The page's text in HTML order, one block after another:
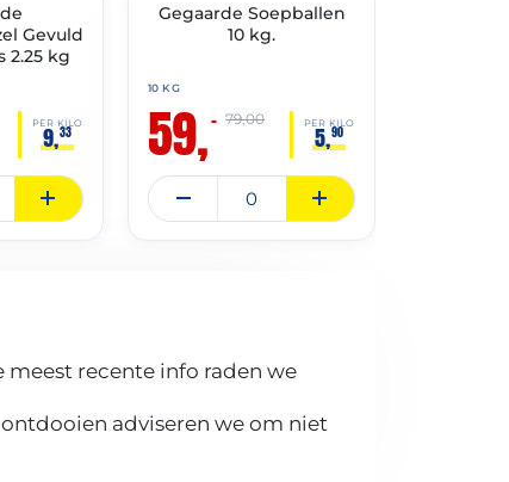
Gevuld
2.25 kg
PER KILO
9,33
🔥 OP=OP
Gegaarde Soepballen
10 kg.
10 KG
59,– PER KILO
5,90
79,00
recente info raden we
adviseren we om niet